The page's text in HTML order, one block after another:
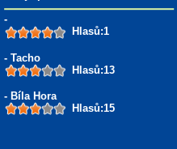
-
Hlasů:1
- Tacho
Hlasů:13
- Bíla Hora
Hlasů:15